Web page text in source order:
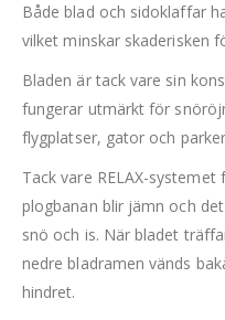
Både blad och sidoklaffar
vilket minskar skaderisken
Bladen är tack vare sin
fungerar utmärkt för
flygplatser, gator och
Tack vare RELAX-
plogbanan blir jämn och
snö och is. När bladet
nedre bladramen vänds
hindret.